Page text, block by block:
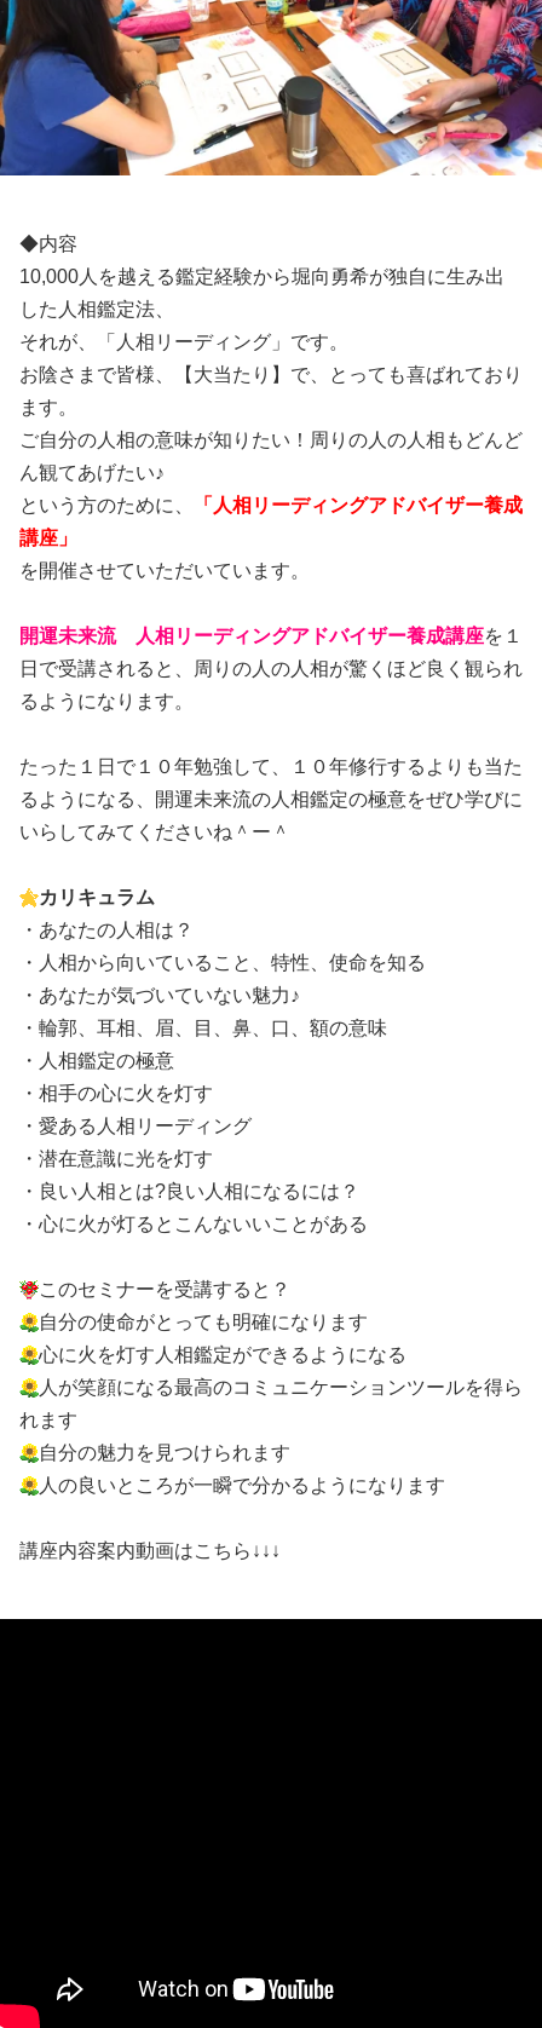
◆内容
10,000人を越える鑑定経験から堀向勇希が独自に生み出
した人相鑑定法、
それが、「人相リーディング」です。
お陰さまで皆様、【大当たり】で、とっても喜ばれており
ます。
ご自分の人相の意味が知りたい！周りの人の人相もどんど
ん観てあげたい♪
という方のために、
「人相リーディングアドバイザー養成
講座」
を開催させていただいています。
開運未来流 人相リーディングアドバイザー養成講座を１
日で受講されると、周りの人の人相が驚くほど良く観られ
るようになります。
たった１日で１０年勉強して、１０年修行するよりも当た
るようになる、開運未来流の人相鑑定の極意をぜひ学びに
いらしてみてくださいね＾ー＾
カリキュラム
・あなたの人相は？
・人相から向いていること、特性、使命を知る
・あなたが気づいていない魅力♪
・輪郭、耳相、眉、目、鼻、口、額の意味
・人相鑑定の極意
・相手の心に火を灯す
・愛ある人相リーディング
・潜在意識に光を灯す
・良い人相とは?良い人相になるには？
・心に火が灯るとこんないいことがある
このセミナーを受講すると？
自分の使命がとっても明確になります
心に火を灯す人相鑑定ができるようになる
人が笑顔になる最高のコミュニケーションツールを得ら
れます
自分の魅力を見つけられます
人の良いところが一瞬で分かるようになります
講座内容案内動画はこちら↓↓↓